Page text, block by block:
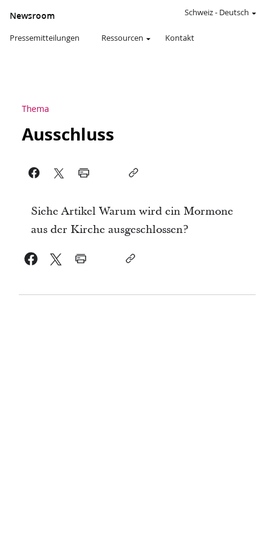
Newsroom
Pressemitteilungen Ressourcen Kontakt
Schweiz- Deutsch
Thema
Ausschluss
Siehe Artikel Warum wird ein Mormone
aus der Kirche ausgeschlossen?